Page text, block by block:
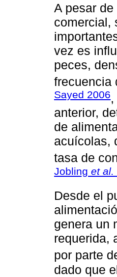
A pesar
comercial,
vez es
peces,
frecuencia
Sayed 2006,
anterior,
de
acuícolas,
tasa de
Jobling et al.
Desde el
genera un
requerida,
por parte
dado que